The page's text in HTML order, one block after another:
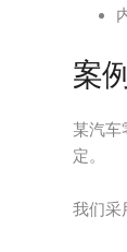
案
某汽车
定。
我们采